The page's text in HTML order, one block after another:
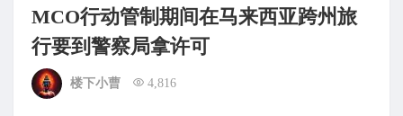
MCO行动管制期间在马来西亚跨州旅
行要到警察局拿许可
楼下小曹 4,816